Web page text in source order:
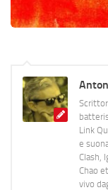
Link
e
Clash,
Chao
vivo